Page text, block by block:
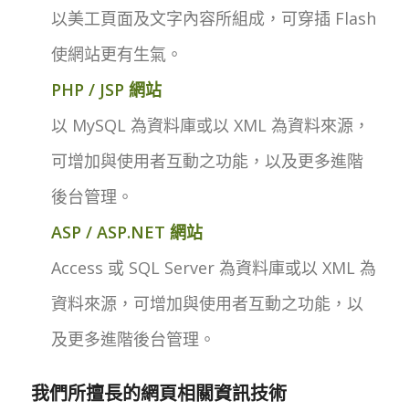
以美工頁面及文字內容所組成，可穿插 Flash
使網站更有生氣。
PHP / JSP 網站
以 MySQL 為資料庫或以 XML 為資料來源，
可增加與使用者互動之功能，以及更多進階
後台管理。
ASP / ASP.NET 網站
Access 或 SQL Server 為資料庫或以 XML 為
資料來源，可增加與使用者互動之功能，以
及更多進階後台管理。
我們所擅長的網頁相關資訊技術